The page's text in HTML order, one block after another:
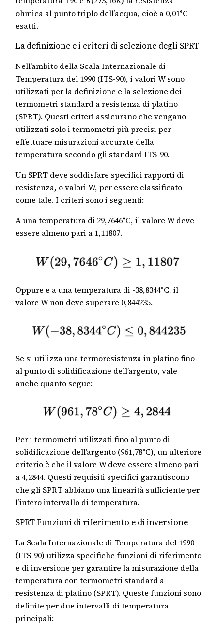
ohmica al punto triplo dell’acqua, cioè a 0,01°C
esatti.
La definizione e i criteri di selezione degli SPRT
Nell’ambito della Scala Internazionale di
Temperatura del 1990 (ITS-90), i valori W sono
utilizzati per la definizione e la selezione dei
termometri standard a resistenza di platino
(SPRT). Questi criteri assicurano che vengano
utilizzati solo i termometri più precisi per
effettuare misurazioni accurate della
temperatura secondo gli standard ITS-90.
Un SPRT deve soddisfare specifici rapporti di
resistenza, o valori W, per essere classificato
come tale. I criteri sono i seguenti:
A una temperatura di 29,7646°C, il valore W deve
essere almeno pari a 1,11807.
Oppure e a una temperatura di -38,8344°C, il
valore W non deve superare 0,844235.
Se si utilizza una termoresistenza in platino fino
al punto di solidificazione dell’argento, vale
anche quanto segue:
Per i termometri utilizzati fino al punto di
solidificazione dell’argento (961,78°C), un ulteriore
criterio è che il valore W deve essere almeno pari
a 4,2844. Questi requisiti specifici garantiscono
che gli SPRT abbiano una linearità sufficiente per
l’intero intervallo di temperatura.
SPRT Funzioni di riferimento e di inversione
La Scala Internazionale di Temperatura del 1990
(ITS-90) utilizza specifiche funzioni di riferimento
e di inversione per garantire la misurazione della
temperatura con termometri standard a
resistenza di platino (SPRT). Queste funzioni sono
definite per due intervalli di temperatura
principali: